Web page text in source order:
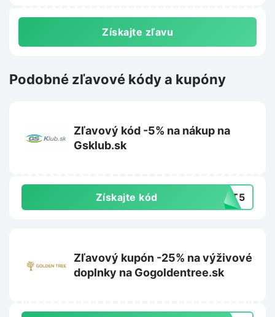
Získajte zľavu
Podobné zľavové kódy a kupóny
Zľavový kód -5% na nákup na
Gsklub.sk
Získajte kód UST5
Zľavový kupón -25% na výživové
doplnky na Gogoldentree.sk